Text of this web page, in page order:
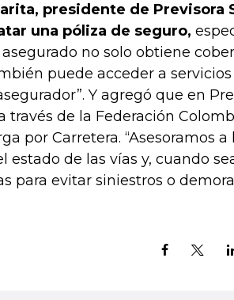
presidente de Previsora
una póliza de seguro,
no solo obtiene
puede acceder a
Y agregó que en
través de la Federación
por Carretera. “Asesoramos a
estado de las vías y, cuando
para evitar siniestros o